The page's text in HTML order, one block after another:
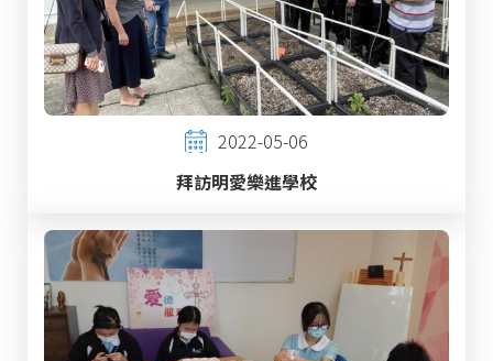
2022-05-06
拜訪明愛樂進學校